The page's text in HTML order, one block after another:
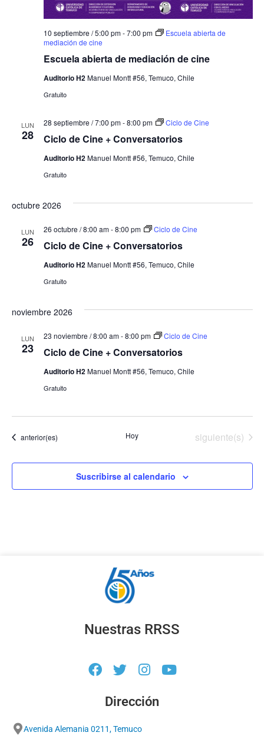
Escuela abierta de mediación de cine
10 septiembre / 5:00 pm-7:00 pm
Escuela abierta de
mediación de cine
Auditorio H2Manuel Montt #56, Temuco, Chile
Gratuito
LUN
28 Ciclo de Cine + Conversatorios
28 septiembre / 7:00 pm-8:00 pm Ciclo de Cine
Auditorio H2Manuel Montt #56, Temuco, Chile
Gratuito
octubre 2026
LUN
26 Ciclo de Cine + Conversatorios
26 octubre / 8:00 am-8:00 pm Ciclo de Cine
Auditorio H2Manuel Montt #56, Temuco, Chile
Gratuito
noviembre 2026
LUN
23 Ciclo de Cine + Conversatorios
23 noviembre / 8:00 am-8:00 pm Ciclo de Cine
Auditorio H2Manuel Montt #56, Temuco, Chile
Gratuito
Eventos
anterior(es) Hoy Eventos
siguiente(s)
Suscribirse al calendario
Nuestras RRSS
Dirección
Avenida Alemania 0211, Temuco